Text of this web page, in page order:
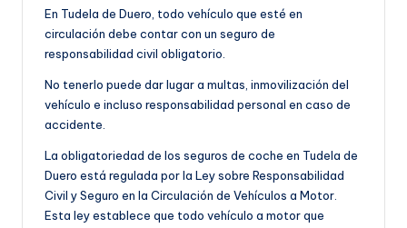
En Tudela de Duero, todo vehículo que esté en
circulación debe contar con un seguro de
responsabilidad civil obligatorio.
No tenerlo puede dar lugar a multas, inmovilización del
vehículo e incluso responsabilidad personal en caso de
accidente.
La obligatoriedad de los seguros de coche en Tudela de
Duero está regulada por la Ley sobre Responsabilidad
Civil y Seguro en la Circulación de Vehículos a Motor.
Esta ley establece que todo vehículo a motor que